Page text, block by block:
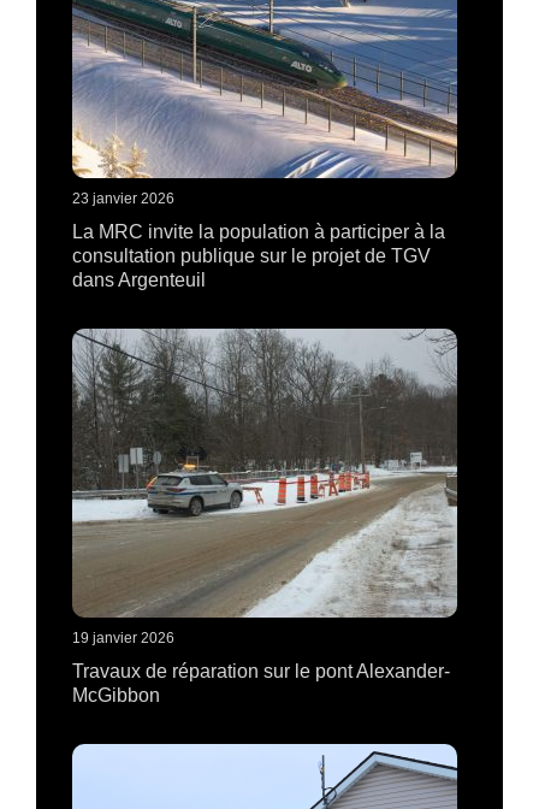
23 janvier 2026
La MRC invite la population à participer à la
consultation publique sur le projet de TGV
dans Argenteuil
19 janvier 2026
Travaux de réparation sur le pont Alexander-
McGibbon